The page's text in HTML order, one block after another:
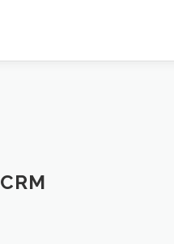
CRM